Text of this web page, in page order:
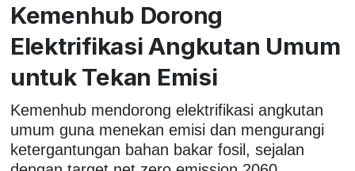
Kemenhub Dorong
Elektrifikasi Angkutan Umum
untuk Tekan Emisi
Kemenhub mendorong elektrifikasi angkutan
umum guna menekan emisi dan mengurangi
ketergantungan bahan bakar fosil, sejalan